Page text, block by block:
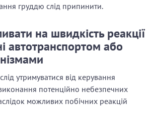
груддю слід припинити.
на швидкість реакції
автотранспортом або
утримуватися від керування
потенційно небезпечних
можливих побічних реакцій